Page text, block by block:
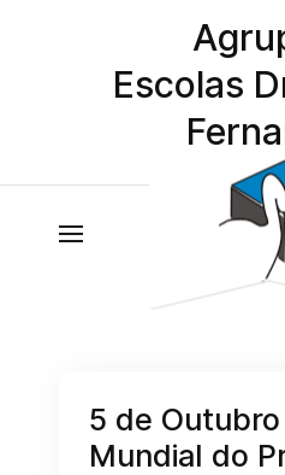
Escolas
5 de
Mundial do